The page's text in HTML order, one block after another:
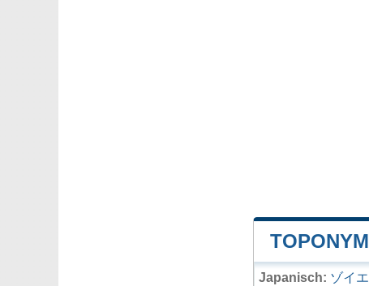
Japanisch: ゾイ